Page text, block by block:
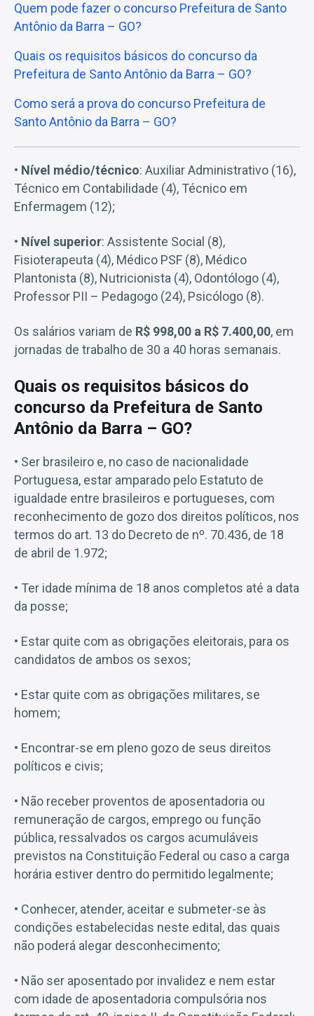
Quem pode fazer o concurso Prefeitura de Santo
Antônio da Barra – GO?
Quais os requisitos básicos do concurso da
Prefeitura de Santo Antônio da Barra – GO?
Como será a prova do concurso Prefeitura de
Santo Antônio da Barra – GO?
• Nível médio/técnico: Auxiliar Administrativo (16),
Técnico em Contabilidade (4), Técnico em
Enfermagem (12);
• Nível superior: Assistente Social (8),
Fisioterapeuta (4), Médico PSF (8), Médico
Plantonista (8), Nutricionista (4), Odontólogo (4),
Professor PII – Pedagogo (24), Psicólogo (8).
Os salários variam de R$ 998,00 a R$ 7.400,00, em
jornadas de trabalho de 30 a 40 horas semanais.
Quais os requisitos básicos do
concurso da Prefeitura de Santo
Antônio da Barra – GO?
• Ser brasileiro e, no caso de nacionalidade
Portuguesa, estar amparado pelo Estatuto de
igualdade entre brasileiros e portugueses, com
reconhecimento de gozo dos direitos políticos, nos
termos do art. 13 do Decreto de nº. 70.436, de 18
de abril de 1.972;
• Ter idade mínima de 18 anos completos até a data
da posse;
• Estar quite com as obrigações eleitorais, para os
candidatos de ambos os sexos;
• Estar quite com as obrigações militares, se
homem;
• Encontrar-se em pleno gozo de seus direitos
políticos e civis;
• Não receber proventos de aposentadoria ou
remuneração de cargos, emprego ou função
pública, ressalvados os cargos acumuláveis
previstos na Constituição Federal ou caso a carga
horária estiver dentro do permitido legalmente;
• Conhecer, atender, aceitar e submeter-se às
condições estabelecidas neste edital, das quais
não poderá alegar desconhecimento;
• Não ser aposentado por invalidez e nem estar
com idade de aposentadoria compulsória nos